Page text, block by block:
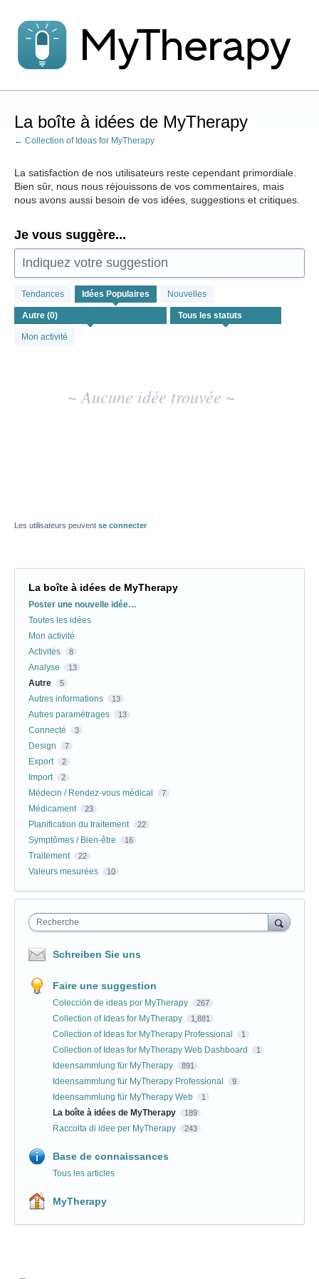
au
contenu
La boîte à idées de MyTherapy
← Collection of Ideas for MyTherapy
La satisfaction de nos utilisateurs reste cependant primordiale.
Bien sûr, nous nous réjouissons de vos commentaires, mais
nous avons aussi besoin de vos idées, suggestions et critiques.
Je vous suggère...
Indiquez votre suggestion
Tendances Idées Populaires Nouvelles
Mon activité
Aucun
résultat
d'idée
existant
~ Aucune idée trouvée ~
Les utilisateurs peuvent se connecter
La boîte à idées de MyTherapy
Catégories
Poster une nouvelle idée…
Toutes les idées
Mon activité
Activités
8
Analyse 13
Autre 5
Autres informations 13
Autres paramétrages 13
Connecté 3
Design 7
Export 2
Import 2
Médecin / Rendez-vous médical 7
Médicament 23
Planification du traitement 22
Symptômes / Bien-être 16
Traitement 22
Valeurs mesurées 10
Recherche
Schreiben Sie uns
Faire une suggestion
Colección de ideas por MyTherapy 267
Collection of Ideas for MyTherapy 1,881
Collection of Ideas for MyTherapy Professional 1
Collection of Ideas for MyTherapy Web Dashboard 1
Ideensammlung für MyTherapy 891
Ideensammlung für MyTherapy Professional 9
Ideensammlung für MyTherapy Web 1
La boîte à idées de MyTherapy 189
Raccolta di idee per MyTherapy 243
Base de connaissances
Tous les articles
MyTherapy